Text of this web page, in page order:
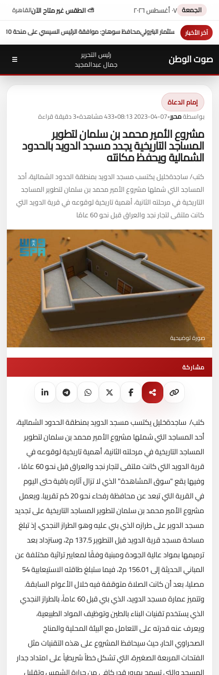
الجمعة ٠٧ أغسطس ٢٠٢٦ ⛅ الطقس غير متاح الآنالقاهرة
آخر الأخبار
بمشاركة محافظ سوهاج دولار تعزز التنمية بالمحافظة
صوت الوطن
رئيس التحرير
جمال عبدالمجيد
☰
إمام الدعاة
بواسطةمحرر•
2023-04-07 08:13
•433 مشاهدة •3 دقيقة قراءة
مشروع الأمير محمد بن سلمان لتطوير
المساجد التاريخية يجدد مسجد الدويد بالحدود
الشمالية ويحفظ مكانته
كتب/ ساجدةخليل يكتسب مسجد الدويد بمنطقة الحدود الشمالية، أحد
المساجد التي شملها مشروع الأمير محمد بن سلمان لتطوير المساجد
التاريخية في مرحلته الثانية، أهمية تاريخية لوقوعه في قرية الدويد التي
كانت ملتقى لتجار نجد والعراق قبل نحو 60 عامًا
صورة توضيحية
مشاركة
كتب/ ساجدةخليل يكتسب مسجد الدويد بمنطقة الحدود الشمالية،
أحد المساجد التي شملها مشروع الأمير محمد بن سلمان لتطوير
المساجد التاريخية في مرحلته الثانية، أهمية تاريخية لوقوعه في
قرية الدويد التي كانت ملتقى لتجار نجد والعراق قبل نحو 60 عامًا ،
وفيها يقع "سوق المشاهدة" الذي لا تزال آثاره باقية حتى اليوم
في القرية التي تبعد عن محافظة رفحاء نحو 20 كم تقريبا. ويعمل
مشروع الأمير محمد بن سلمان لتطوير المساجد التاريخية على تجديد
مسجد الدوير على طرازه الذي بني عليه وهو الطراز النجدي، إذ تبلغ
مساحة مسجد قرية الدويد قبل التطوير 137.5 م2، وستزداد بعد
ترميمها بمواد عالية الجودة ومبنية وفقًا لمعايير تراثية مختلفة عن
المباني الحديثة إلى 156.01 م2، فيما ستبلغ طاقته الاستيعابية 54
مصليا، بعد أن كانت الصلاة متوقفة فيه خلال الأعوام السابقة.
وتتميز عمارة مسجد الدويد، الذي بني قبل 60 عاماً، بالطراز النجدي
الذي يستخدم تقنيات البناء بالطين وتوظيف المواد الطبيعية،
ويعرف عنه قدرته على التعامل مع البيئة المحلية والمناخ
الصحراوي الحار، حيث سيحافظ المشروع على هذه التقنيات مثل
الفتحات المربعة الصغيرة، التي تشكل خطاً شريطياً على امتداد جدار